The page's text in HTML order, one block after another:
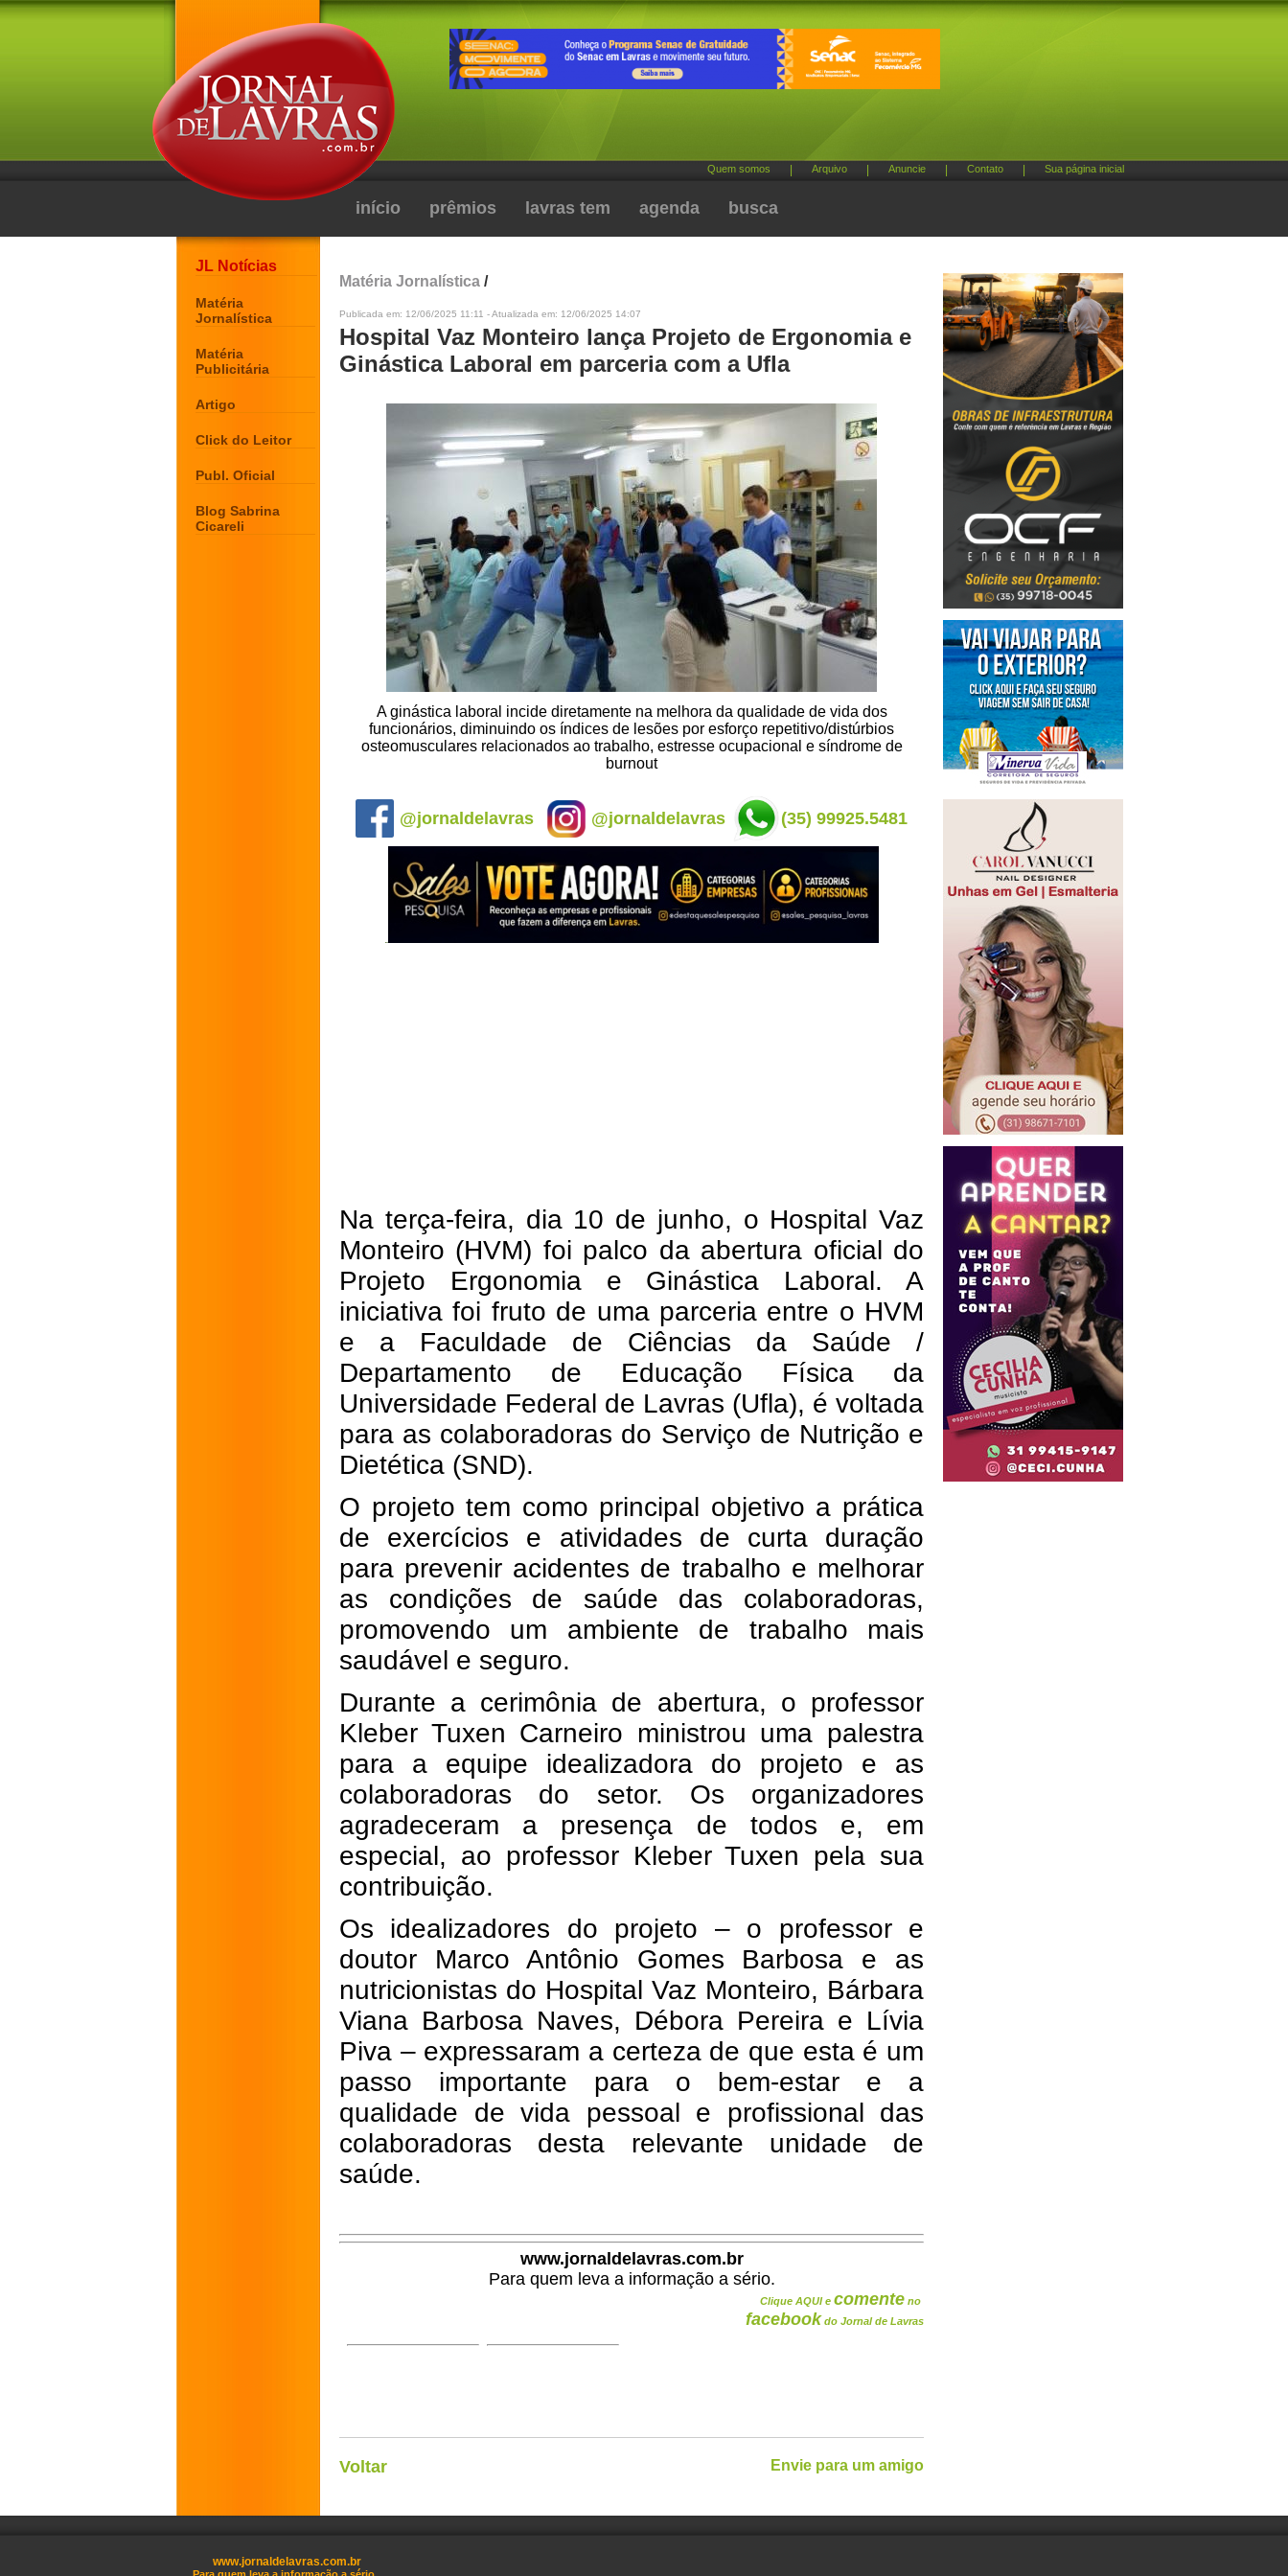
Quem somos Arquivo Anuncie Contato Sua página inicial
início prêmios lavras tem agenda busca
JL Notícias
Matéria
Jornalística
Matéria
Publicitária
Artigo
Click do Leitor
Publ. Oficial
Blog Sabrina
Cicareli
Matéria Jornalística /
Publicada em: 12/06/2025 11:11 - Atualizada em: 12/06/2025 14:07
Hospital Vaz Monteiro lança Projeto de Ergonomia e
Ginástica Laboral em parceria com a Ufla
A ginástica laboral incide diretamente na melhora da qualidade de vida dos
funcionários, diminuindo os índices de lesões por esforço repetitivo/distúrbios
osteomusculares relacionados ao trabalho, estresse ocupacional e síndrome de
burnout
@jornaldelavras @jornaldelavras (35) 99925.5481
Na terça-feira, dia 10 de junho, o Hospital Vaz
Monteiro (HVM) foi palco da abertura oficial do
Projeto Ergonomia e Ginástica Laboral. A
iniciativa foi fruto de uma parceria entre o HVM
e a Faculdade de Ciências da Saúde /
Departamento de Educação Física da
Universidade Federal de Lavras (Ufla), é voltada
para as colaboradoras do Serviço de Nutrição e
Dietética (SND).
O projeto tem como principal objetivo a prática
de exercícios e atividades de curta duração
para prevenir acidentes de trabalho e melhorar
as condições de saúde das colaboradoras,
promovendo um ambiente de trabalho mais
saudável e seguro.
Durante a cerimônia de abertura, o professor
Kleber Tuxen Carneiro ministrou uma palestra
para a equipe idealizadora do projeto e as
colaboradoras do setor. Os organizadores
agradeceram a presença de todos e, em
especial, ao professor Kleber Tuxen pela sua
contribuição.
Os idealizadores do projeto – o professor e
doutor Marco Antônio Gomes Barbosa e as
nutricionistas do Hospital Vaz Monteiro, Bárbara
Viana Barbosa Naves, Débora Pereira e Lívia
Piva – expressaram a certeza de que esta é um
passo importante para o bem-estar e a
qualidade de vida pessoal e profissional das
colaboradoras desta relevante unidade de
saúde.
www.jornaldelavras.com.br
Para quem leva a informação a sério.
Clique AQUI e comente no
facebook do Jornal de Lavras
Voltar Envie para um amigo
www.jornaldelavras.com.br